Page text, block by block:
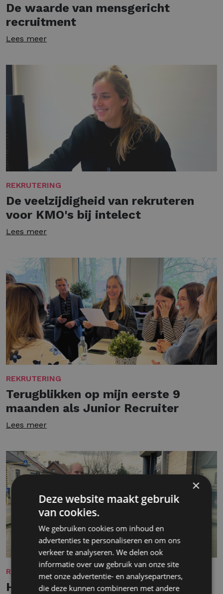
De waarde van mensgericht
recruitment
Lees meer
REKRUTERING
De veelzijdigheid van rekruteren
voor KMO's bij intelect
Lees meer
REKRUTERING
Terugblikken op mijn eerste 9
maanden als Junior Recruiter
Lees meer
REKRUTERING
Het leven als generalist
×
Deze website maakt gebruik
van cookies.
We gebruiken cookies om inhoud en
advertenties te personaliseren en om ons
verkeer te analyseren. We delen ook
informatie over uw gebruik van onze site
met onze advertentie- en analysepartners,
die deze kunnen combineren met andere